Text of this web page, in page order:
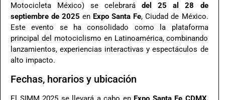
Motocicleta México) se celebrarádel 25 al 28 de
septiembre de 2025 en Expo Santa Fe, Ciudad de México.
Este evento se ha consolidado como la plataforma
principal del motociclismo en Latinoamérica, combinando
lanzamientos, experiencias interactivas y espectáculos de
alto impacto.
Fechas, horarios y ubicación